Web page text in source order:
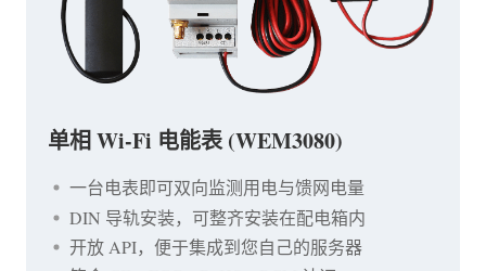
单相 Wi-Fi 电能表 (WEM3080)
一台电表即可双向监测用电与馈网电量
DIN 导轨安装，可整齐安装在配电箱内
开放 API，便于集成到您自己的服务器